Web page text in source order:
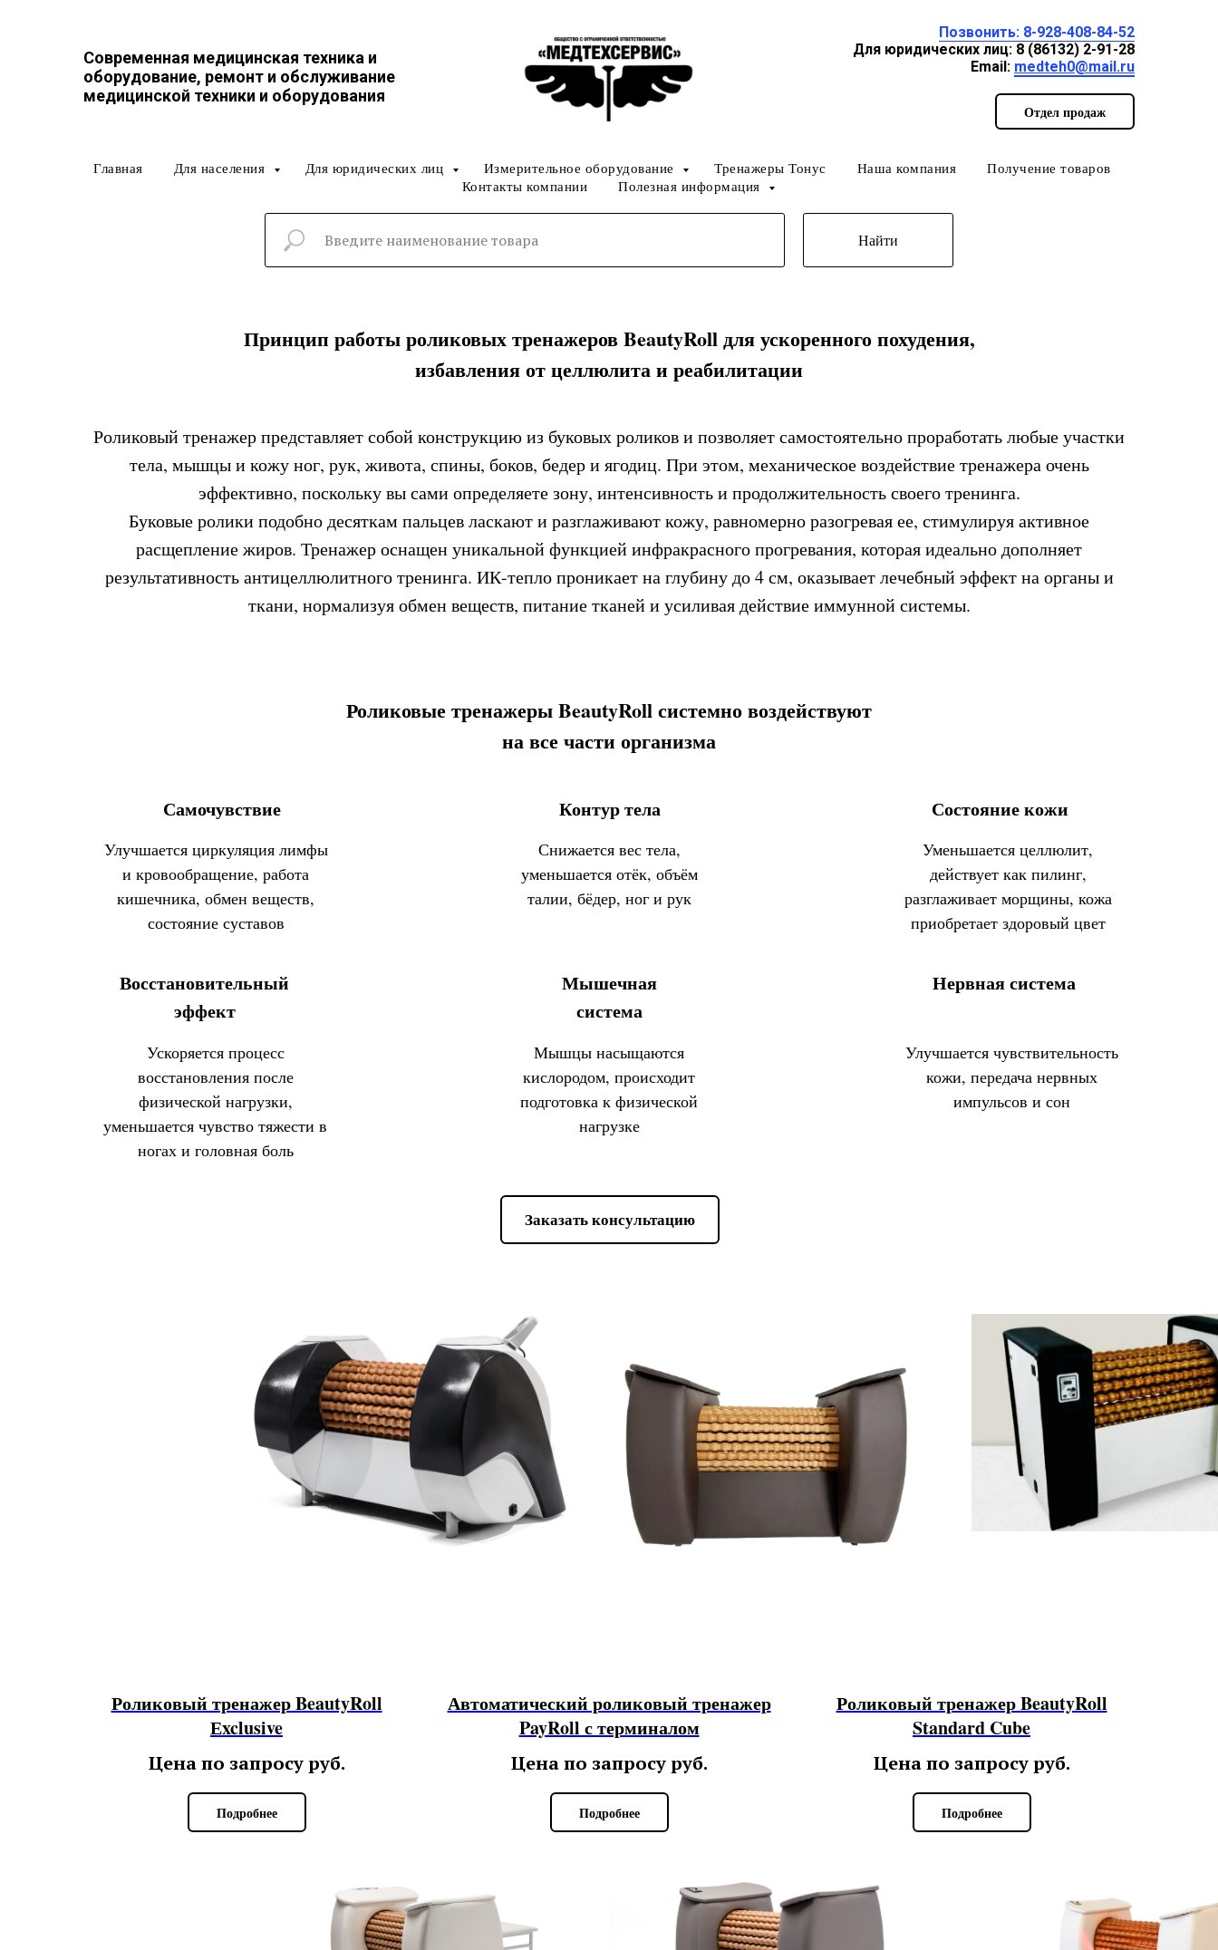
Современная медицинская техника и
оборудование, ремонт и обслуживание
медицинской техники и оборудования
Позвонить: 8-928-408-84-52
Для юридических лиц: 8 (86132) 2-91-28
Email: medteh0@mail.ru
Отдел продаж
Главная Для населения Для юридических лиц Измерительное оборудование Тренажеры Тонус Наша компания
Получение товаров
Контакты компании
Полезная информация
Найти
Принцип работы роликовых тренажеров BeautyRoll для ускоренного похудения,
избавления от целлюлита и реабилитации
Роликовый тренажер представляет собой конструкцию из буковых роликов и позволяет самостоятельно проработать любые участки
тела, мышцы и кожу ног, рук, живота, спины, боков, бедер и ягодиц. При этом, механическое воздействие тренажера очень
эффективно, поскольку вы сами определяете зону, интенсивность и продолжительность своего тренинга.
Буковые ролики подобно десяткам пальцев ласкают и разглаживают кожу, равномерно разогревая ее, стимулируя активное
расщепление жиров. Тренажер оснащен уникальной функцией инфракрасного прогревания, которая идеально дополняет
результативность антицеллюлитного тренинга. ИК-тепло проникает на глубину до 4 см, оказывает лечебный эффект на органы и
ткани, нормализуя обмен веществ, питание тканей и усиливая действие иммунной системы.
Роликовые тренажеры BeautyRoll системно воздействуют
на все части организма
Самочувствие
Улучшается циркуляция лимфы
и кровообращение, работа
кишечника, обмен веществ,
состояние суставов
Мышечная
система
Нервная система
Восстановительный
эффект
Состояние кожи
Контур тела
Снижается вес тела,
уменьшается отёк, объём
талии, бёдер, ног и рук
Мышцы насыщаются
кислородом, происходит
подготовка к физической
нагрузке
Улучшается чувствительность
кожи, передача нервных
импульсов и сон
Ускоряется процесс
восстановления после
физической нагрузки,
уменьшается чувство тяжести в
ногах и головная боль
Уменьшается целлюлит,
действует как пилинг,
разглаживает морщины, кожа
приобретает здоровый цвет
Заказать консультацию
Роликовый тренажер BeautyRoll
Еxclusive
Цена по запросу руб.
Подробнее
Автоматический роликовый тренажер
PayRoll с терминалом
Цена по запросу руб.
Подробнее
Роликовый тренажер BeautyRoll
Standard Cube
Цена по запросу руб.
Подробнее